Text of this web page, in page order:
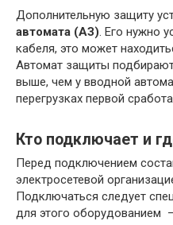
Дополнительную защиту
автомата (АЗ). Его нужно
кабеля, это может
Автомат защиты
выше, чем у вводной
перегрузках первой
Кто подключает и
Перед подключением
электросетевой
Подключаться следует
для этого оборудованием